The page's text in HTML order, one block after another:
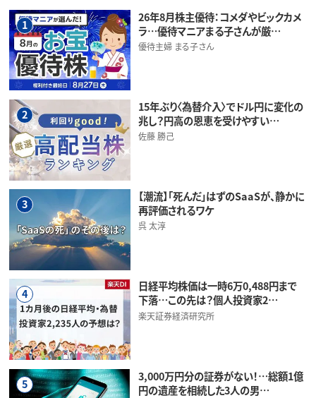
1
26年8月株主優待：コメダやビックカメ
ラ…優待マニアまる子さんが厳…
優待主婦 まる子さん
2
15年ぶり〈為替介入〉でドル円に変化の
兆し？円高の恩恵を受けやすい…
佐藤 勝己
3
【潮流】「死んだ」はずのSaaSが、静かに
再評価されるワケ
呉 太淳
4
日経平均株価は一時6万0,488円まで
下落…この先は？個人投資家2…
楽天証券経済研究所
5
3,000万円分の証券がない！…総額1億
円の遺産を相続した3人の男…